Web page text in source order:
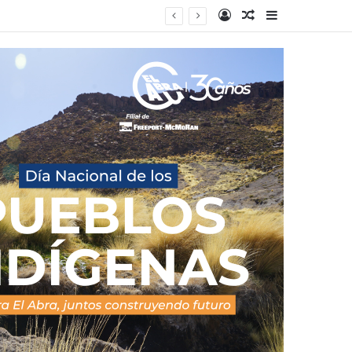
AccesoPublicacion al
Barra lateral